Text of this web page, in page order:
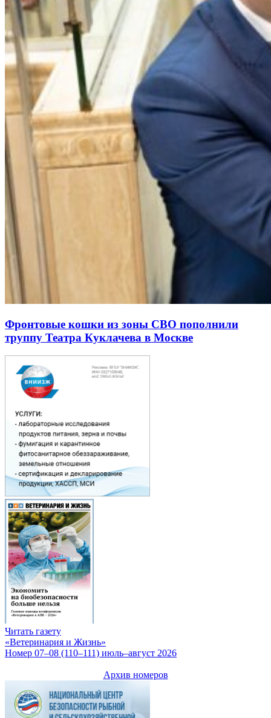
Фронтовые кошки из зоны СВО пополнили
труппу Театра Куклачева в Москве
Читать газету
«Ветеринария и Жизнь»
Номер 07–08 (110–111) июль–август 2026
Архив номеров